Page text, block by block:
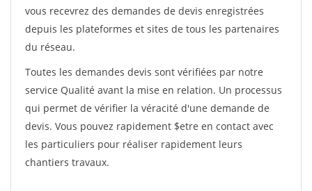
vous recevrez des demandes de devis enregistrées
depuis les plateformes et sites de tous les partenaires
du réseau.
Toutes les demandes devis sont vérifiées par notre
service Qualité avant la mise en relation. Un processus
qui permet de vérifier la véracité d'une demande de
devis. Vous pouvez rapidement $etre en contact avec
les particuliers pour réaliser rapidement leurs
chantiers travaux.